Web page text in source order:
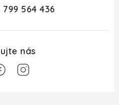
799 564 436